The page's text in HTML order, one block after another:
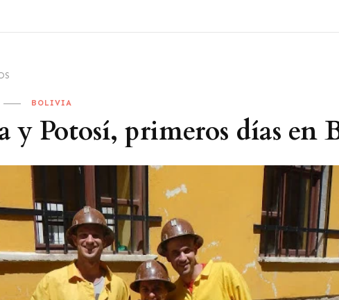
BOLIVIA
y Potosí, primeros días en